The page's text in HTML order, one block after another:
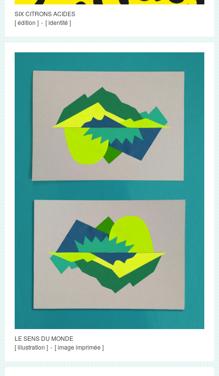
SIX CITRONS ACIDES
[ édition ]
[ identité ]
LE SENS DU MONDE
[ illustration ]
[ image imprimée ]